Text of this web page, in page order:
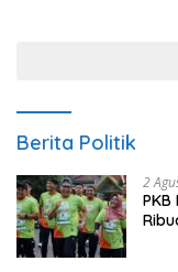
Berita Politik
2